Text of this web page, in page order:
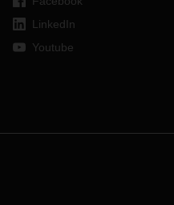
LinkedIn
Youtube